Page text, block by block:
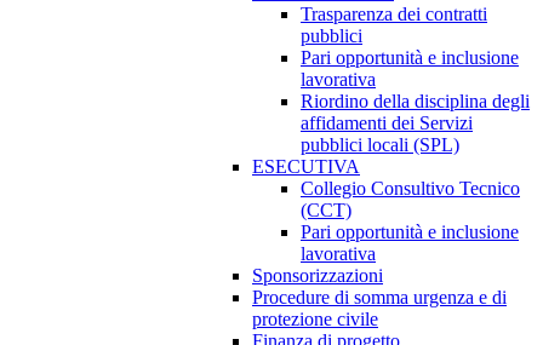
Trasparenza dei contratti
pubblici
Pari opportunità e inclusione
lavorativa
Riordino della disciplina degli
affidamenti dei Servizi
pubblici locali (SPL)
ESECUTIVA
Collegio Consultivo Tecnico
(CCT)
Pari opportunità e inclusione
lavorativa
Sponsorizzazioni
Procedure di somma urgenza e di
protezione civile
Finanza di progetto